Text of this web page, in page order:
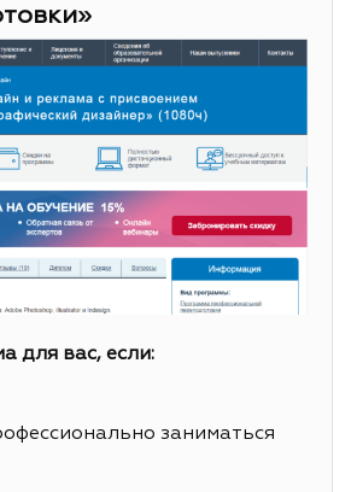
для вас, если:
заниматься